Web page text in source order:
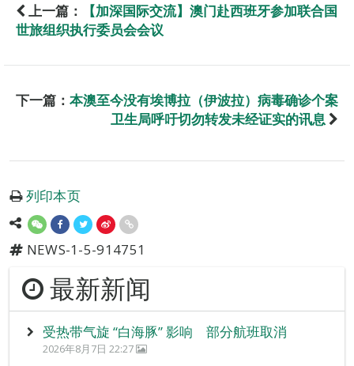
上一篇：
【加深国际交流】澳门赴西班牙参加联合国
世旅组织执行委员会会议
下一篇： 本澳至今没有埃博拉（伊波拉）病毒确诊个案
卫生局呼吁切勿转发未经证实的讯息
列印本页
NEWS-1-5-914751
最新新闻
受热带气旋 “白海豚” 影响 部分航班取消
2026年8月7日 22:27